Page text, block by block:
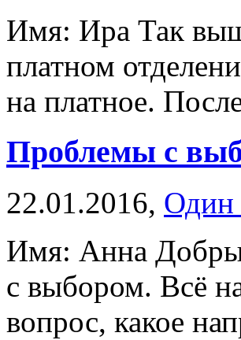
Имя: Ира Так
платном
на платное.
Проблемы с
22.01.2016, Один
Имя: Анна
с выбором. Всё
вопрос, какое